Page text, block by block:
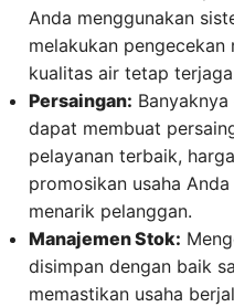
Anda menggunakan
melakukan
kualitas air tetap
Persaingan:
dapat membuat
pelayanan terbaik,
promosikan usaha
menarik pelanggan.
Manajemen Stok:
disimpan dengan baik
memastikan usaha